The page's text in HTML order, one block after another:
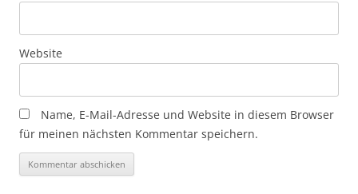
Website
Name, E-Mail-Adresse und Website in diesem Browser
für meinen nächsten Kommentar speichern.